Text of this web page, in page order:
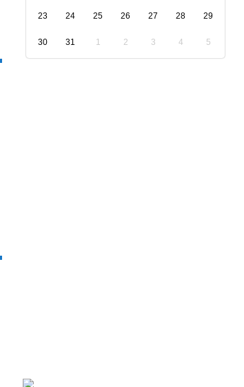
23 24 25 26 27 28 29
30 31 1 2 3 4 5